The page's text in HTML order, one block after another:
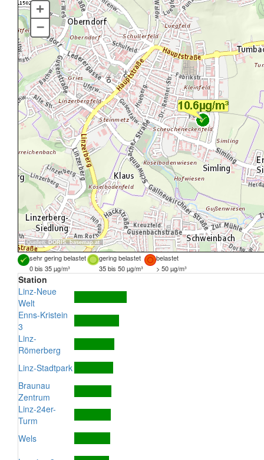
Quellen: DORIS, basemap.at
+
–
sehr gering belastet gering belastet
belastet
0 bis 35 µg/m³
35 bis 50 µg/m³ > 50 µg/m³
Station
Linz-Neue
Welt
Enns-Kristein
3
Linz-
Römerberg
Linz-Stadtpark
Braunau
Zentrum
Linz-24er-
Turm
Wels